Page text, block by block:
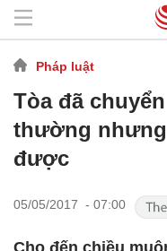
Pháp luật
Tòa đã
thường
được
05/05/2017 - 07:00
Cho đến chiều